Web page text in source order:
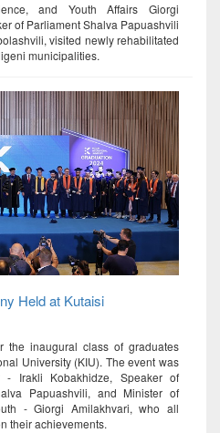
and Youth Affairs Giorgi
of Parliament Shalva Papuashvili
visited newly rehabilitated
municipalities.
Held at Kutaisi
the inaugural class of graduates
University (KIU). The event was
- Irakli Kobakhidze, Speaker of
Papuashvili, and Minister of
- Giorgi Amilakhvari, who all
their achievements.